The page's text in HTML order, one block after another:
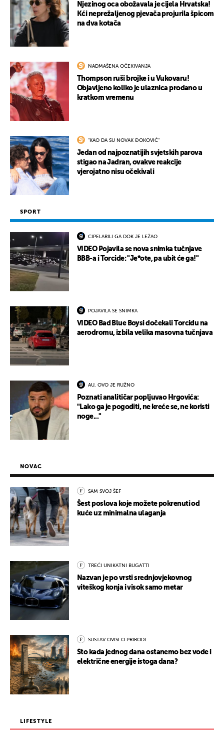
Njezinog oca obožavala je cijela Hrvatska!
Kći neprežaljenog pjevača projurila špicom
na dva kotača
NADMAŠENA OČEKIVANJA
Thompson ruši brojke i u Vukovaru!
Objavljeno koliko je ulaznica prodano u
kratkom vremenu
"KAO DA SU NOVAK ĐOKOVIĆ"
Jedan od najpoznatijih svjetskih parova
stigao na Jadran, ovakve reakcije
vjerojatno nisu očekivali
SPORT
CIPELARILI GA DOK JE LEŽAO
VIDEO Pojavila se nova snimka tučnjave
BBB-a i Torcide: "Je*ote, pa ubit će ga!"
POJAVILA SE SNIMKA
VIDEO Bad Blue Boysi dočekali Torcidu na
aerodromu, izbila velika masovna tučnjava
AU, OVO JE RUŽNO
Poznati analitičar popljuvao Hrgovića:
"Lako ga je pogoditi, ne kreće se, ne koristi
noge..."
NOVAC
SAM SVOJ ŠEF
Šest poslova koje možete pokrenuti od
kuće uz minimalna ulaganja
TREĆI UNIKATNI BUGATTI
Nazvan je po vrsti srednjovjekovnog
viteškog konja i visok samo metar
SUSTAV OVISI O PRIRODI
Što kada jednog dana ostanemo bez vode i
električne energije istoga dana?
LIFESTYLE